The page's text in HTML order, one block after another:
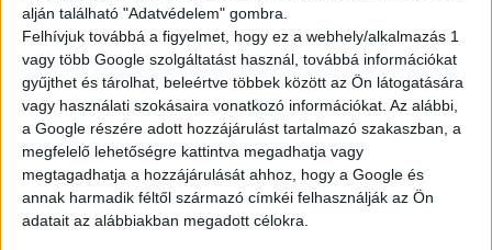
alján található "Adatvédelem" gombra.
Felhívjuk továbbá a figyelmet, hogy ez a webhely/alkalmazás 1
vagy több Google szolgáltatást használ, továbbá információkat
gyűjthet és tárolhat, beleértve többek között az Ön látogatására
vagy használati szokásaira vonatkozó információkat. Az alábbi,
a Google részére adott hozzájárulást tartalmazó szakaszban, a
megfelelő lehetőségre kattintva megadhatja vagy
megtagadhatja a hozzájárulását ahhoz, hogy a Google és
annak harmadik féltől származó címkéi felhasználják az Ön
adatait az alábbiakban megadott célokra.
AKTUÁLIS
AJÁNLATAINK